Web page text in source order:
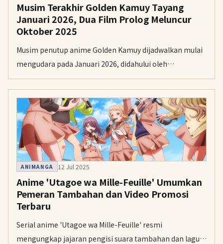
Musim Terakhir Golden Kamuy Tayang
Januari 2026, Dua Film Prolog Meluncur
Oktober 2025
Musim penutup anime Golden Kamuy dijadwalkan mulai
mengudara pada Januari 2026, didahului oleh
penayangan dua film prolog yang mengadaptasi babak
Sapporo Beer Factory.
ANIMANGA 12 Jul 2025
Anime 'Utagoe wa Mille-Feuille' Umumkan
Pemeran Tambahan dan Video Promosi
Terbaru
Serial anime 'Utagoe wa Mille-Feuille' resmi
mengungkap jajaran pengisi suara tambahan dan lagu